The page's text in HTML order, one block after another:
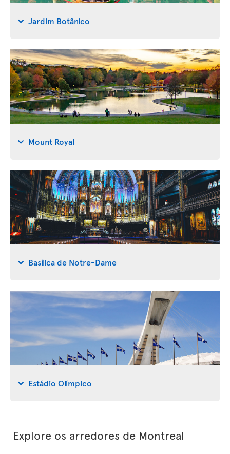
Jardim Botânico
Mount Royal
Basílica de Notre-Dame
Estádio Olímpico
Explore os arredores de Montreal